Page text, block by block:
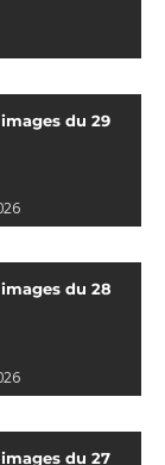
du 29
du 28
du 27